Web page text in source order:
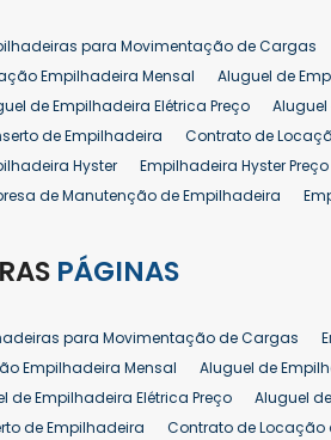
para Movimentação de Cargas
Empilhadeira Mensal
Aluguel de
de Empilhadeira Elétrica Preço
de Empilhadeira
Contrato de
Hyster
Empilhadeira Hyster Preço
de Manutenção de Empilhadeira
em Empilhadeiras
de Empilhadeira
de Empilhadeira 25 ton
Locação de
Empilhadeiras 25 ton
PÁGINAS
para Movimentação de Cargas
Empilhadeira Mensal
Aluguel de
de Empilhadeira Elétrica Preço
Aluguel
de Empilhadeira
Contrato de Locação